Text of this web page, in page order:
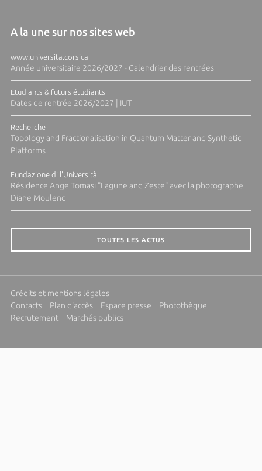
A la une sur nos sites web
www.universita.corsica
Année universitaire 2026/2027 - Calendrier des rentrées
Etudiants & futurs étudiants
Dates de rentrée 2026/2027 | IUT
Recherche
Topology and Fractionalisation in Quantum Matter and Synthetic
Platforms
Fundazione di l'Università
Résidence Ange Tomasi "Lagune and Zeste" avec la photographe
Diane Moulenc
TOUTES LES ACTUS
Crédits et mentions légales
Contacts
Plan d'accès Espace presse
Photothèque
Recrutement
Marchés publics